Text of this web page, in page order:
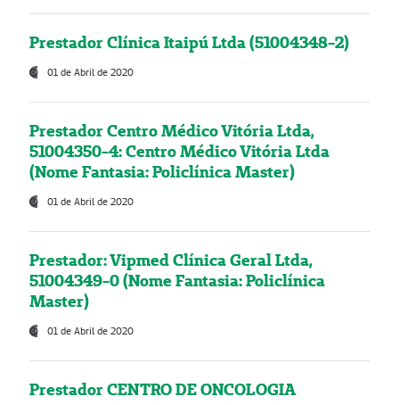
Prestador Clínica Itaipú Ltda (51004348-2)
01 de Abril de 2020
Prestador Centro Médico Vitória Ltda,
51004350-4: Centro Médico Vitória Ltda
(Nome Fantasia: Policlínica Master)
01 de Abril de 2020
Prestador: Vipmed Clínica Geral Ltda,
51004349-0 (Nome Fantasia: Policlínica
Master)
01 de Abril de 2020
Prestador CENTRO DE ONCOLOGIA